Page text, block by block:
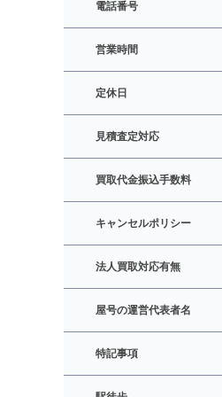
電話番号
営業時間
定休日
見積査定対応
買取代金振込手数料
キャンセルポリシー
法人買取対応有無
屋号の運営代表者名
特記事項